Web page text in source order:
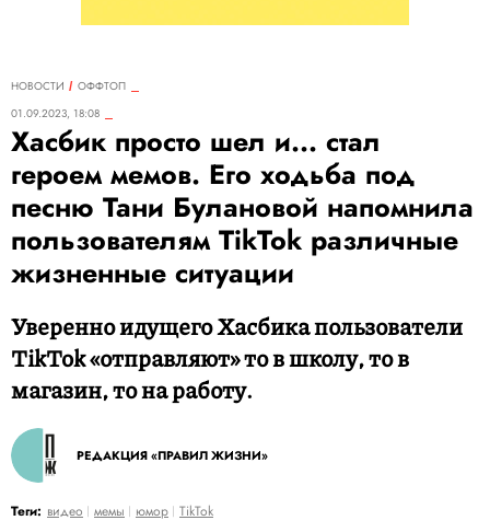
НОВОСТИ
ОФФТОП
01.09.2023, 18:08
Хасбик просто шел и... стал
героем мемов. Его ходьба под
песню Тани Булановой напомнила
пользователям TikTok различные
жизненные ситуации
Уверенно идущего Хасбика пользователи
TikTok «отправляют» то в школу, то в
магазин, то на работу.
РЕДАКЦИЯ «ПРАВИЛ ЖИЗНИ»
Теги: видео мемы юмор TikTok